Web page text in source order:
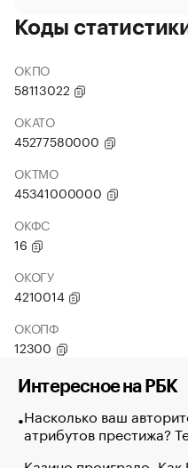
Коды
ОКПО
58113022
ОКАТО
45277580000
ОКТМО
45341000000
ОКФС
16
ОКОГУ
4210014
ОКОПФ
12300
Интересное на РБК
Насколько ваш
атрибутов престижа?